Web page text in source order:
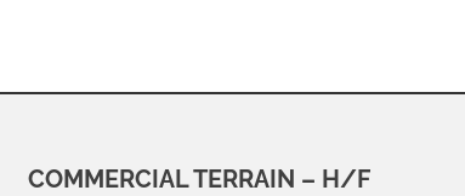
COMMERCIAL TERRAIN – H/F